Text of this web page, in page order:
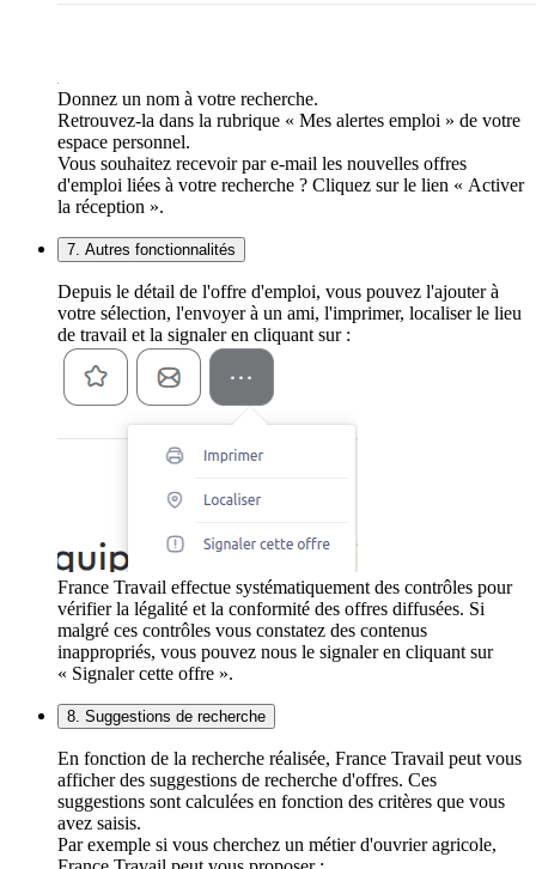
Donnez un nom à votre recherche.
Retrouvez-la dans la rubrique « Mes alertes emploi » de votre
espace personnel.
Vous souhaitez recevoir par e-mail les nouvelles offres
d'emploi liées à votre recherche ? Cliquez sur le lien « Activer
la réception ».
7. Autres fonctionnalités
Depuis le détail de l'offre d'emploi, vous pouvez l'ajouter à
votre sélection, l'envoyer à un ami, l'imprimer, localiser le lieu
de travail et la signaler en cliquant sur :
France Travail effectue systématiquement des contrôles pour
vérifier la légalité et la conformité des offres diffusées. Si
malgré ces contrôles vous constatez des contenus
inappropriés, vous pouvez nous le signaler en cliquant sur
« Signaler cette offre ».
8. Suggestions de recherche
En fonction de la recherche réalisée, France Travail peut vous
afficher des suggestions de recherche d'offres. Ces
suggestions sont calculées en fonction des critères que vous
avez saisis.
Par exemple si vous cherchez un métier d'ouvrier agricole,